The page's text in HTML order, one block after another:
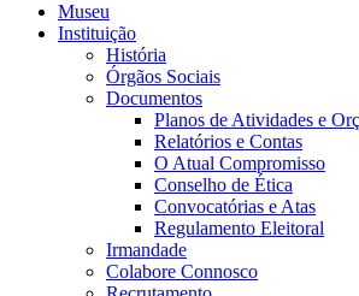
Museu
Instituição
História
Órgãos Sociais
Documentos
Planos de Atividades e
Relatórios e Contas
O Atual Compromisso
Conselho de Ética
Convocatórias e Atas
Regulamento Eleitoral
Irmandade
Colabore Connosco